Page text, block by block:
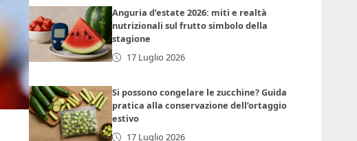
Anguria d’estate 2026: miti e realtà
nutrizionali sul frutto simbolo della
stagione
17 Luglio 2026
Si possono congelare le zucchine? Guida
pratica alla conservazione dell’ortaggio
estivo
17 Luglio 2026